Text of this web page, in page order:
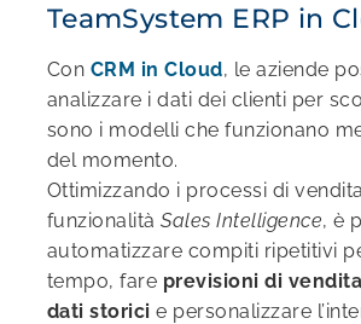
TeamSystem ERP in
Con CRM in Cloud, le aziende
analizzare i dati dei clienti per
sono i modelli che funzionano
del momento.
Ottimizzando i processi di
funzionalitàSales Intelligence, è
automatizzare compiti ripetitivi
tempo, fare previsioni di
dati storici e personalizzare